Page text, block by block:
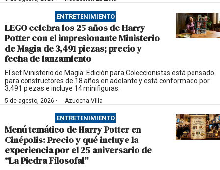
ENTRETENIMIENTO
LEGO celebra los 25 años de Harry
Potter con el impresionante Ministerio
de Magia de 3,491 piezas; precio y
fecha de lanzamiento
El set Ministerio de Magia: Edición para Coleccionistas está pensado
para constructores de 18 años en adelante y está conformado por
3,491 piezas e incluye 14 minifiguras.
5 de agosto, 2026 · Azucena Villa
ENTRETENIMIENTO
Menú temático de Harry Potter en
Cinépolis: Precio y qué incluye la
experiencia por el 25 aniversario de
“La Piedra Filosofal”